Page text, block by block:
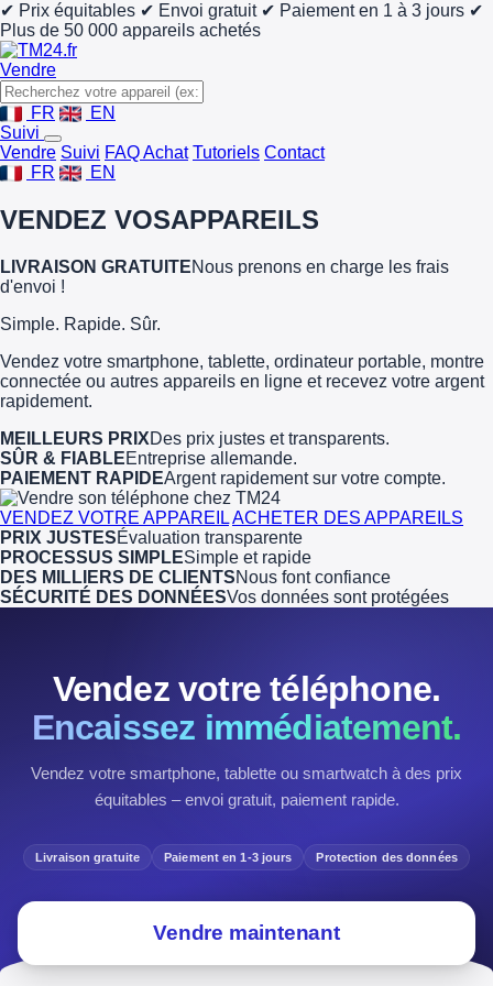
✔ Prix équitables ✔ Envoi gratuit ✔ Paiement en 1 à 3 jours ✔
Plus de 50 000 appareils achetés
Vendre
FR
EN
Suivi
Vendre Suivi FAQ Achat Tutoriels Contact
FR
EN
VENDEZ VOSAPPAREILS
LIVRAISON GRATUITENous prenons en charge les frais
d'envoi !
Simple. Rapide. Sûr.
Vendez votre smartphone, tablette, ordinateur portable, montre
connectée ou autres appareils en ligne et recevez votre argent
rapidement.
MEILLEURS PRIXDes prix justes et transparents.
SÛR & FIABLEEntreprise allemande.
PAIEMENT RAPIDEArgent rapidement sur votre compte.
VENDEZ VOTRE APPAREILACHETER DES APPAREILS
PRIX JUSTESÉvaluation transparente
PROCESSUS SIMPLESimple et rapide
DES MILLIERS DE CLIENTSNous font confiance
SÉCURITÉ DES DONNÉESVos données sont protégées
Vendez votre téléphone.
Encaissez immédiatement.
Vendez votre smartphone, tablette ou smartwatch à des prix
équitables – envoi gratuit, paiement rapide.
Livraison gratuite Paiement en 1-3 jours Protection des données
Vendre maintenant